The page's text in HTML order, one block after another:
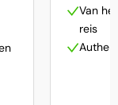
Van
reis